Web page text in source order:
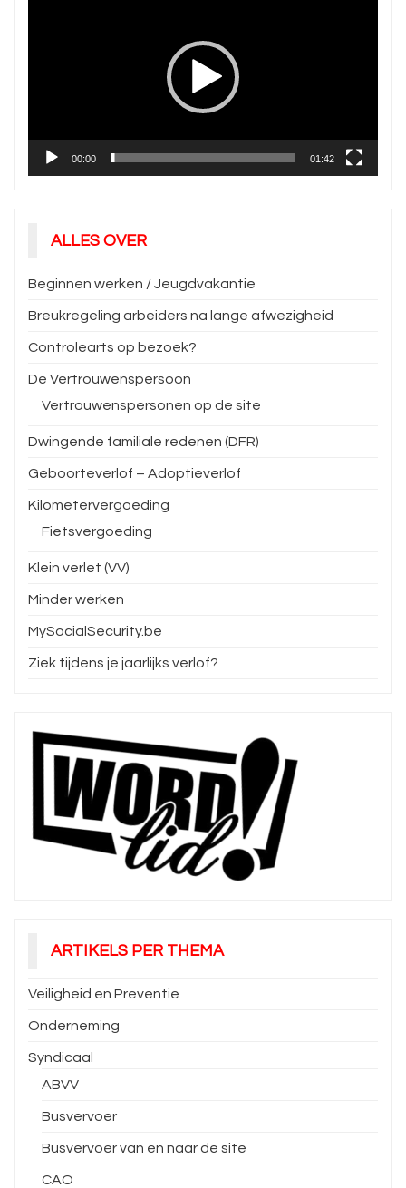
00:00 01:42
ALLES OVER
Beginnen werken / Jeugdvakantie
Breukregeling arbeiders na lange afwezigheid
Controlearts op bezoek?
De Vertrouwenspersoon
Vertrouwenspersonen op de site
Dwingende familiale redenen (DFR)
Geboorteverlof – Adoptieverlof
Kilometervergoeding
Fietsvergoeding
Klein verlet (VV)
Minder werken
MySocialSecurity.be
Ziek tijdens je jaarlijks verlof?
ARTIKELS PER THEMA
Veiligheid en Preventie
Onderneming
Syndicaal
ABVV
Busvervoer
Busvervoer van en naar de site
CAO